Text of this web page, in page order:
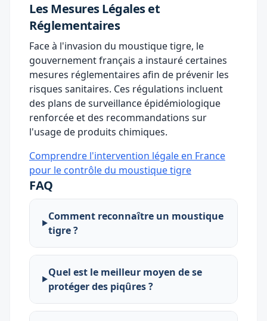
Les Mesures Légales et
Réglementaires
Face à l'invasion du moustique tigre, le
gouvernement français a instauré certaines
mesures réglementaires afin de prévenir les
risques sanitaires. Ces régulations incluent
des plans de surveillance épidémiologique
renforcée et des recommandations sur
l'usage de produits chimiques.
Comprendre l'intervention légale en France
pour le contrôle du moustique tigre
FAQ
Comment reconnaître un moustique
tigre ?
Quel est le meilleur moyen de se
protéger des piqûres ?